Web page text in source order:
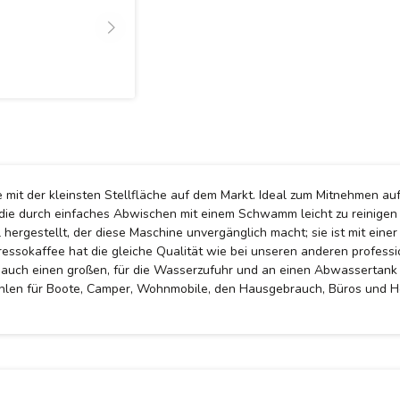
der kleinsten Stellfläche auf dem Markt. Ideal zum Mitnehmen
durch einfaches Abwischen mit einem Schwamm leicht zu
der diese Maschine unvergänglich macht; sie ist mit
hat die gleiche Qualität wie bei unseren anderen
einen großen, für die Wasserzufuhr und an einen
für Boote, Camper, Wohnmobile, den Hausgebrauch, Büros und